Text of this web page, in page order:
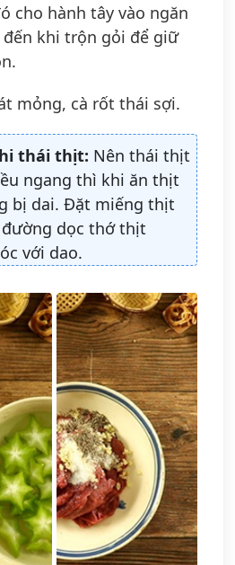
cho hành tây vào ngăn
khi trộn gỏi để giữ
mỏng, cà rốt thái sợi.
thái thịt: Nên thái thịt
ngang thì khi ăn thịt
bị dai. Đặt miếng thịt
đường dọc thớ thịt
với dao.